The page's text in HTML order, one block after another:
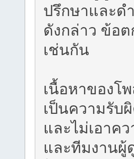
ปรึกษาและด
ดังกล่าว ข้อ
เช่นกัน
เนื้อหาของโ
เป็นความรั
และไม่เอาค
และทีมงานผู้